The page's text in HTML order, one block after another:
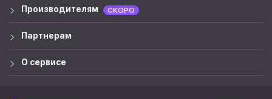
Производителям СКОРО
Партнерам
О сервисе